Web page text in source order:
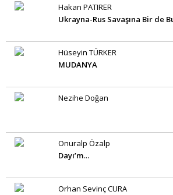
Hakan PATIRER
Ukrayna-Rus Savaşına Bir de
Hüseyin TÜRKER
MUDANYA
Nezihe Doğan
Onuralp Özalp
Dayı’m…
Orhan Sevinç CURA